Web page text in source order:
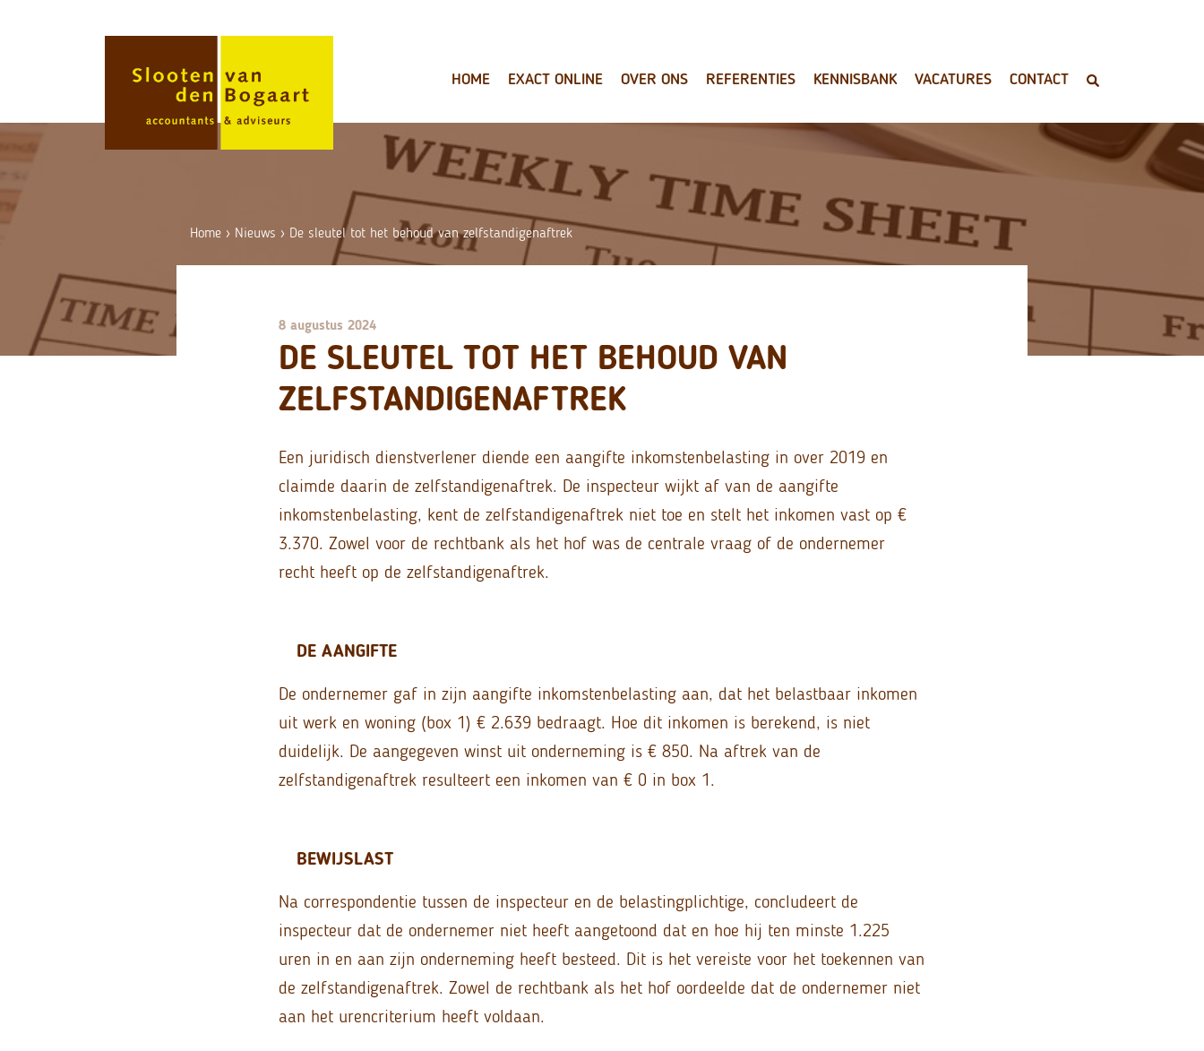
HOME EXACT ONLINE OVER ONS REFERENTIES KENNISBANK VACATURES CONTACT
Home › Nieuws › De sleutel tot het behoud van zelfstandigenaftrek
8 augustus 2024
DE SLEUTEL TOT HET BEHOUD VAN
ZELFSTANDIGENAFTREK
Een juridisch dienstverlener diende een aangifte inkomstenbelasting in over 2019 en
claimde daarin de zelfstandigenaftrek. De inspecteur wijkt af van de aangifte
inkomstenbelasting, kent de zelfstandigenaftrek niet toe en stelt het inkomen vast op €
3.370. Zowel voor de rechtbank als het hof was de centrale vraag of de ondernemer
recht heeft op de zelfstandigenaftrek.
DE AANGIFTE
De ondernemer gaf in zijn aangifte inkomstenbelasting aan, dat het belastbaar inkomen
uit werk en woning (box 1) € 2.639 bedraagt. Hoe dit inkomen is berekend, is niet
duidelijk. De aangegeven winst uit onderneming is € 850. Na aftrek van de
zelfstandigenaftrek resulteert een inkomen van € 0 in box 1.
BEWIJSLAST
Na correspondentie tussen de inspecteur en de belastingplichtige, concludeert de
inspecteur dat de ondernemer niet heeft aangetoond dat en hoe hij ten minste 1.225
uren in en aan zijn onderneming heeft besteed. Dit is het vereiste voor het toekennen van
de zelfstandigenaftrek. Zowel de rechtbank als het hof oordeelde dat de ondernemer niet
aan het urencriterium heeft voldaan.